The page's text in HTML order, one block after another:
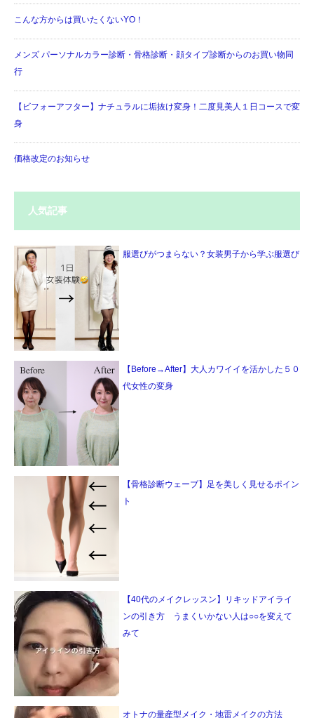
こんな方からは買いたくないYO！
メンズ パーソナルカラー診断・骨格診断・顔タイプ診断からのお買い物同
行
【ビフォーアフター】ナチュラルに垢抜け変身！二度見美人１日コースで変
身
価格改定のお知らせ
人気記事
服選びがつまらない？女装男子から学ぶ服選び
【Before→After】大人カワイイを活かした５０
代女性の変身
【骨格診断ウェーブ】足を美しく見せるポイン
ト
【40代のメイクレッスン】リキッドアイライ
ンの引き方 うまくいかない人は○○を変えて
みて
オトナの量産型メイク・地雷メイクの方法